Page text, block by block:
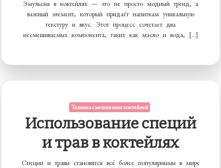
Эмульсия в коктейлях — это не просто модный тренд, а
важный элемент, который придаёт напиткам уникальную
текстуру и вкус. Этот процесс сочетает два
несмешиваемых компонента, таких как масло и вода, […]
Техника смешивания коктейлей
Использование специй
и трав в коктейлях
Специи и травы становятся всё более популярными в мире